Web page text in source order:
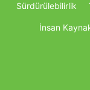
Sürdürülebilirlik
İnsan